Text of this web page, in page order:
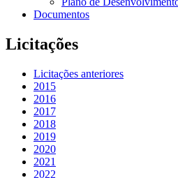
Documentos
Licitações
Licitações anteriores
2015
2016
2017
2018
2019
2020
2021
2022